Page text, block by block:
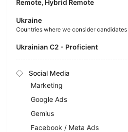
Remote, Hybrid Remote
Ukraine
Countries where we consider candidates
Ukrainian C2 - Proficient
Social Media
Marketing
Google Ads
Gemius
Facebook / Meta Ads